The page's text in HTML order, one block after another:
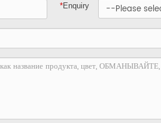
*Enquiry